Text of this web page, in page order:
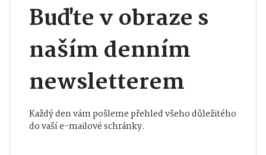
Buďte v obraze s
naším denním
newsletterem
Každý den vám pošleme přehled všeho důležitého
do vaší e-mailové schránky.